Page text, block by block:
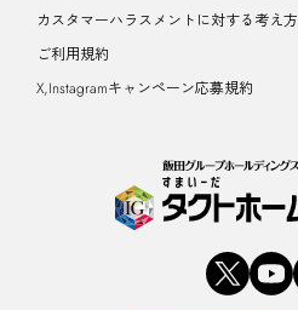
カスタマーハラスメントに対する考え方
ご利用規約
X,Instagramキャンペーン応募規約